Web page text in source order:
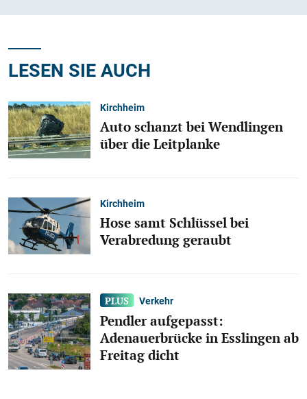
LESEN SIE AUCH
Kirchheim
Auto schanzt bei Wendlingen
über die Leitplanke
Kirchheim
Hose samt Schlüssel bei
Verabredung geraubt
Verkehr
Pendler aufgepasst:
Adenauerbrücke in Esslingen ab
Freitag dicht